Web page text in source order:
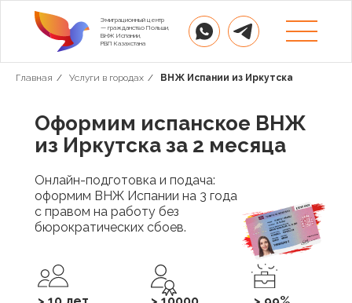
Эмиграционный центр
— гражданство Польши,
ВНЖ Испании,
РВП Казахстана
Главная / Услуги в городах / ВНЖ Испании из Иркутска
Оформим испанское ВНЖ
из Иркутска за 2 месяца
Онлайн-подготовка и подача:
оформим ВНЖ Испании на 3 года
с правом на работу без
бюрократических сбоев.